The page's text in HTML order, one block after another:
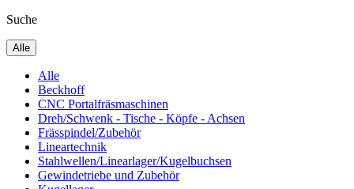
Suche
Alle
Alle
Beckhoff
CNC Portalfräsmaschinen
Dreh/Schwenk - Tische - Köpfe - Achsen
Frässpindel/Zubehör
Lineartechnik
Stahlwellen/Linearlager/Kugelbuchsen
Gewindetriebe und Zubehör